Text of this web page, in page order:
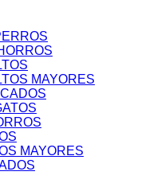
MAYORES
MAYORES